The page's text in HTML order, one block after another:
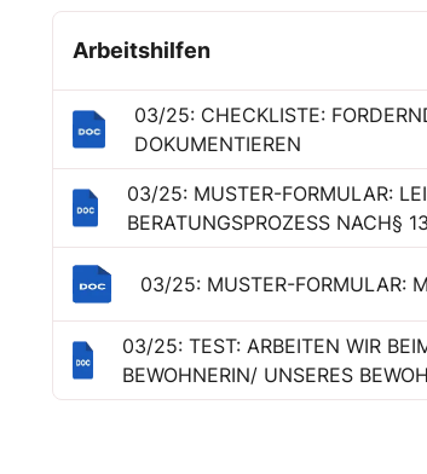
Arbeitshilfen
03/25: CHECKLISTE:
DOKUMENTIEREN
03/25: MUSTER-FORMULAR:
BERATUNGSPROZESS NACH§
03/25: MUSTER-FORMULAR:
03/25: TEST: ARBEITEN WIR
BEWOHNERIN/ UNSERES